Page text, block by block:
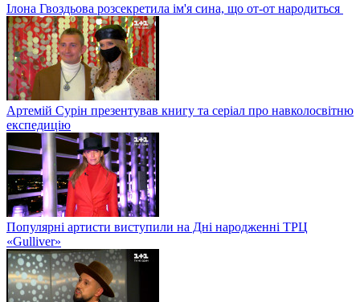
Ілона Гвоздьова розсекретила ім'я сина, що от-от народиться
Артемій Сурін презентував книгу та серіал про навколосвітню
експедицію
Популярні артисти виступили на Дні народженні ТРЦ
«Gulliver»